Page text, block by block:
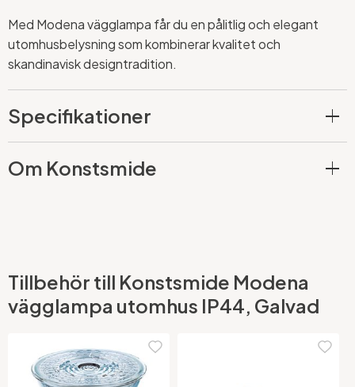
Med Modena vägglampa får du en pålitlig och elegant
utomhusbelysning som kombinerar kvalitet och
skandinavisk designtradition.
Specifikationer
Om Konstsmide
Tillbehör till Konstsmide Modena
vägglampa utomhus IP44, Galvad